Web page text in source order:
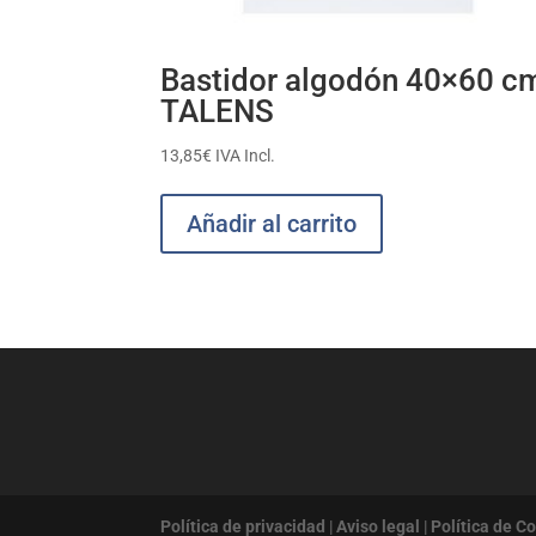
Bastidor algodón 40×60
TALENS
13,85€ IVA Incl.
Añadir al carrito
Política de privacidad |Aviso legal | Política de